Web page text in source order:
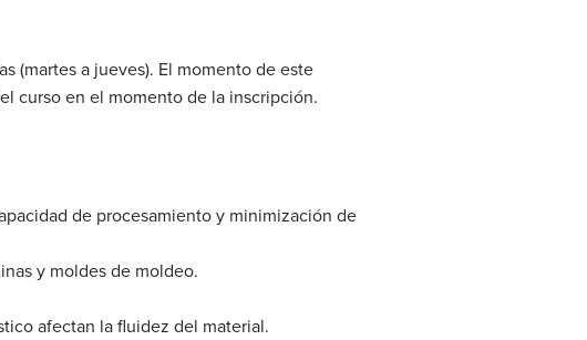
(martes a jueves). El momento de este
curso en el momento de la inscripción.
de procesamiento y minimización de
y moldes de moldeo.
afectan la fluidez del material.